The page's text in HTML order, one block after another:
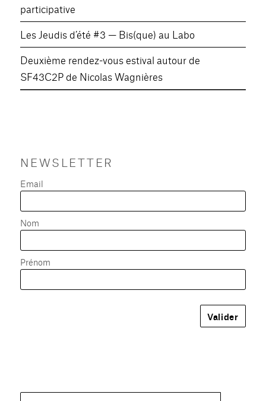
participative
Les Jeudis d’été #3 — Bis(que) au Labo
Deuxième rendez-vous estival autour de
SF43C2P de Nicolas Wagnières
NEWSLETTER
Email
Nom
Prénom